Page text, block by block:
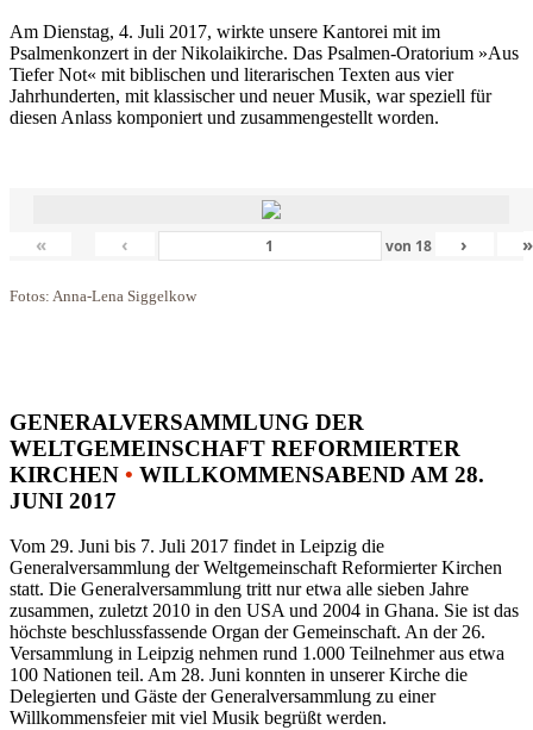
Am Dienstag, 4. Juli 2017, wirkte unsere Kantorei mit im
Psalmenkonzert in der Nikolaikirche. Das Psalmen-Oratorium »Aus
Tiefer Not« mit biblischen und literarischen Texten aus vier
Jahrhunderten, mit klassischer und neuer Musik, war speziell für
diesen Anlass komponiert und zusammengestellt worden.
« ‹ von 18 › »
Fotos: Anna-Lena Siggelkow
GENERALVERSAMMLUNG DER
WELTGEMEINSCHAFT REFORMIERTER
KIRCHEN • WILLKOMMENSABEND AM 28.
JUNI 2017
Vom 29. Juni bis 7. Juli 2017 findet in Leipzig die
Generalversammlung der Weltgemeinschaft Reformierter Kirchen
statt. Die Generalversammlung tritt nur etwa alle sieben Jahre
zusammen, zuletzt 2010 in den USA und 2004 in Ghana. Sie ist das
höchste beschlussfassende Organ der Gemeinschaft. An der 26.
Versammlung in Leipzig nehmen rund 1.000 Teilnehmer aus etwa
100 Nationen teil. Am 28. Juni konnten in unserer Kirche die
Delegierten und Gäste der Generalversammlung zu einer
Willkommensfeier mit viel Musik begrüßt werden.